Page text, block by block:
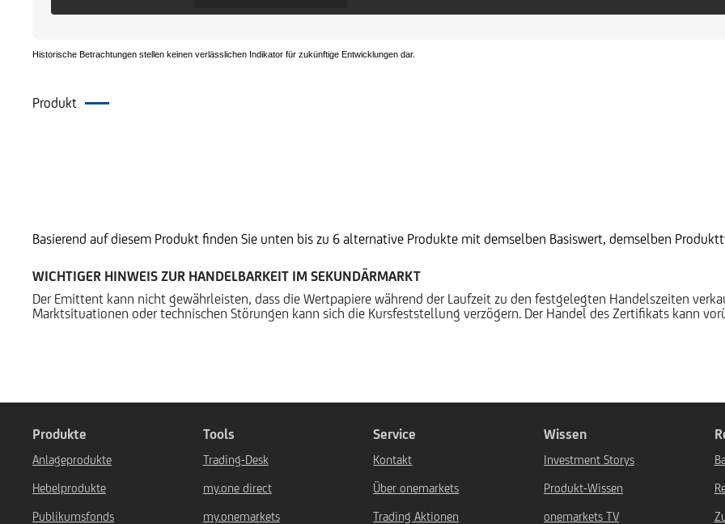
Historische Betrachtungen stellen keinen verlässlichen Indikator für zukünftige Entwicklungen dar.
Produkt
Basierend auf diesem Produkt finden Sie unten bis zu 6 alternative Produkte mit demselben Basiswert, demselben
WICHTIGER HINWEIS ZUR HANDELBARKEIT IM SEKUNDÄRMARKT
Der Emittent kann nicht gewährleisten, dass die Wertpapiere während der Laufzeit zu den festgelegten Handelszeiten
Marktsituationen oder technischen Störungen kann sich die Kursfeststellung verzögern. Der Handel des Zertifikats kann
Produkte
Anlageprodukte
Hebelprodukte
Publikumsfonds
Tools
Trading-Desk
my.one direct
my.onemarkets
Service
Kontakt
Über onemarkets
Trading Aktionen
Wissen
Investment Storys
Produkt-Wissen
onemarkets TV